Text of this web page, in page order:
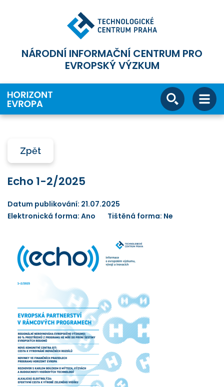
NÁRODNÍ INFORMAČNÍ CENTRUM PRO
EVROPSKÝ VÝZKUM
Zpět
Echo 1-2/2025
Datum publikování: 21.07.2025
Elektronická forma: Ano
Tištěná forma: Ne